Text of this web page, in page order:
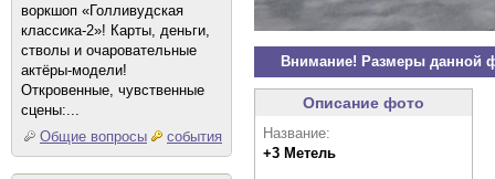
воркшоп «Голливудская
классика-2»! Карты, деньги,
стволы и очаровательные
актёры-модели!
Откровенные, чувственные
сцены:...
Общие вопросы
события
Внимание! Размеры данной
Описание фото
Название:
+3 Метель